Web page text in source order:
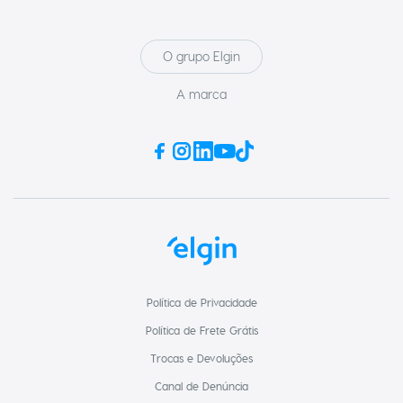
O grupo Elgin
A marca
Política de Privacidade
Política de Frete Grátis
Trocas e Devoluções
Canal de Denúncia